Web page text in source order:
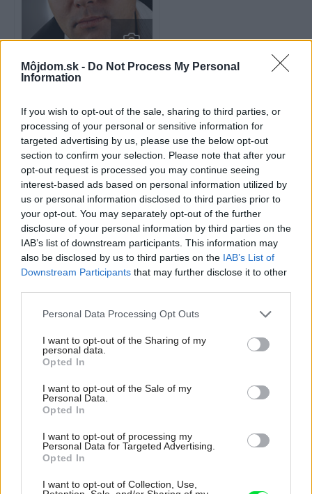
Môjdom.sk - Do Not Process My Personal
Information
If you wish to opt-out of the sale, sharing to third parties, or
processing of your personal or sensitive information for
targeted advertising by us, please use the below opt-out
section to confirm your selection. Please note that after your
opt-out request is processed you may continue seeing
interest-based ads based on personal information utilized by
us or personal information disclosed to third parties prior to
your opt-out. You may separately opt-out of the further
disclosure of your personal information by third parties on the
IAB’s list of downstream participants. This information may
also be disclosed by us to third parties on the IAB’s List of
Downstream Participants that may further disclose it to other
Please note that this website/app uses one or more Google
not limited to your visit or usage behaviour. You may click to
grant or deny consent to Google and its third-party tags to
use your data for below specified purposes in below Google
consent section.
Personal Data Processing Opt Outs
I want to opt-out of the Sharing of my
personal data.
Opted In
I want to opt-out of the Sale of my
Personal Data.
Opted In
I want to opt-out of processing my
Personal Data for Targeted Advertising.
Opted In
I want to opt-out of Collection, Use,
Ing. Dušan Lašák area sales
spol. s.r.o.
Ing. Dušan Lašák
area sales manager
Danfoss
www.sk.danfoss.com
Kategória: Energia
Zdieľať článok
Najčítanejšie Za týždeň Za mesiac
Deti odrástli, rodičia majú bývanie presne podľa